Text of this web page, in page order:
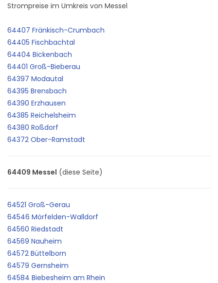
Strompreise im Umkreis von Messel
64407 Fränkisch-Crumbach
64405 Fischbachtal
64404 Bickenbach
64401 Groß-Bieberau
64397 Modautal
64395 Brensbach
64390 Erzhausen
64385 Reichelsheim
64380 Roßdorf
64372 Ober-Ramstadt
64409 Messel (diese Seite)
64521 Groß-Gerau
64546 Mörfelden-Walldorf
64560 Riedstadt
64569 Nauheim
64572 Büttelborn
64579 Gernsheim
64584 Biebesheim am Rhein